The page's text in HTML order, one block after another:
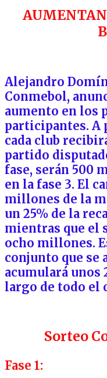
Alejandro
Conmebol,
aumento en los
participantes. A
cada club
partido
fase, serán 500
en la fase 3. El
millones de la
un 25% de la
mientras que el
ocho millones.
conjunto que se
acumulará unos
largo de todo el
Sorteo
Fase 1: